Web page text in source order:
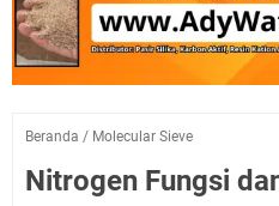
Beranda / Molecular Sieve
Nitrogen Fungsi